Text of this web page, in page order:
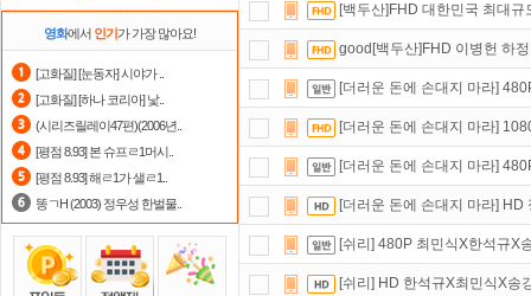
영화에서 인기가 가장 많아요!
[고화질] [눈동자] 시야가 ..
[고화질] [하나 코리아] 낯..
(시리즈릴레이47편)(2006년..
[평점 8.93] 본 슈프ㄹ1머시..
[평점 8.93] 해ㄹ1가 샐ㄹ1..
똥ㄱH (2003) 정우성 한벌물..
댓글만 잘써도무료 포인트를 드립
포인트할인쿠폰 사용방법안내
출석체크이벤트!매일매일출석체
[백두산]FHD 대한민국 최대
good[백두산]FHD 이병헌 하
[더러운 돈에 손대지 마라]
[더러운 돈에 손대지 마라]
[더러운 돈에 손대지 마라]
[더러운 돈에 손대지 마라]
[쉬리] 480P 최민식X한석규X
[쉬리] HD 한석규X최민식X송